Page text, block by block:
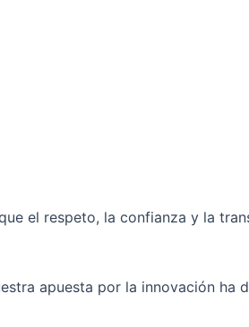
el respeto, la confianza y la
apuesta por la innovación ha